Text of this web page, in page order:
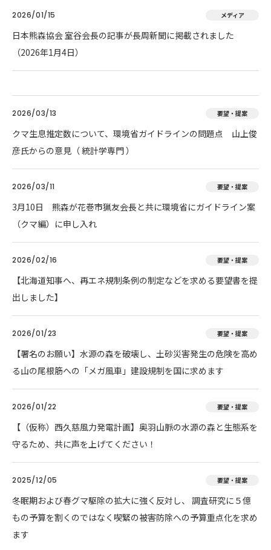
2026/01/15 メディア
日本熊森協会 室谷会長の記事が長周新聞に掲載されました
（2026年1月4日）
2026/03/13 要望・提案
クマ生息推定数について、環境省ガイドラインの問題点 山上俊
彦氏からの意見（ 統計学専門 ）
2026/03/11 要望・提案
3月10日 熊森が花巻市猟友会長と共に環境省にガイドライン案
（クマ編）に申し入れ
2026/02/16 要望・提案
【北海道知事へ、再エネ規制条例の制定などを求める要望書を提
出しました】
2026/01/23 要望・提案
【署名のお願い】水源の森を破壊し、土砂災害発生の危険を高め
る山の尾根筋への「メガ風車」建設規制を国に求めます
2026/01/22 要望・提案
【（仮称）西久慈風力発電計画】奥羽山脈の水源の森と生態系を
守るため、共に声を上げてください！
2025/12/05 要望・提案
冬眠期および春グマ駆除の拡大に強く反対し、 調査研究に５億
もの予算を割くのではなく喫緊の被害防除への予算重点化を求め
ます